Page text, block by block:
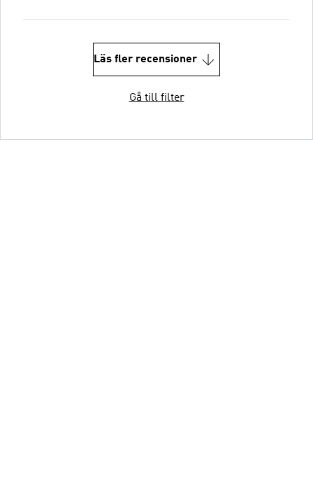
Läs fler recensioner
Gå till filter